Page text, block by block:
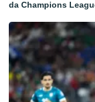
da Champions